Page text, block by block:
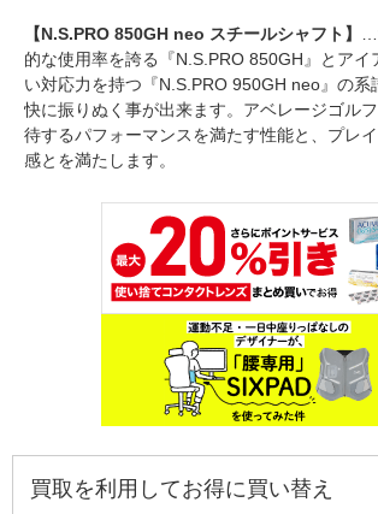
【N.S.PRO 850GH neo スチールシャフト】
的な使用率を誇る『N.S.PRO 850GH』とアイ
い対応力を持つ『N.S.PRO 950GH neo』の系
快に振りぬく事が出来ます。アベレージゴル
待するパフォーマンスを満たす性能と、プレ
感とを満たします。
買取を利用してお得に買い替え